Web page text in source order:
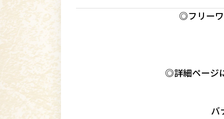
◎フリーワ
◎詳細ページ
バ